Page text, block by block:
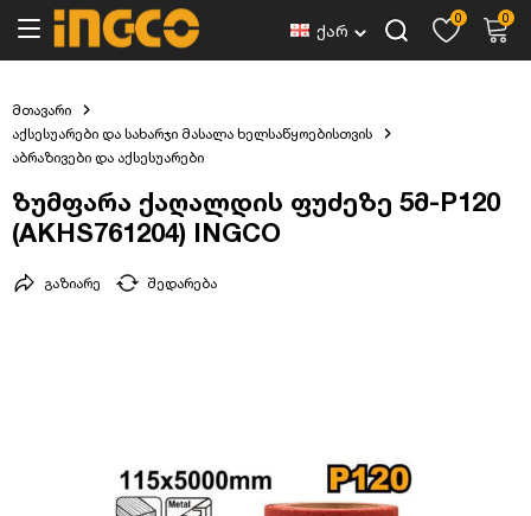
ქარ
0 0
მთავარი
აქსესუარები და სახარჯი მასალა ხელსაწყოებისთვის
აბრაზივები და აქსესუარები
ზუმფარა ქაღალდის ფუძეზე 5მ-P120
(AKHS761204) INGCO
შედარება
გაზიარე